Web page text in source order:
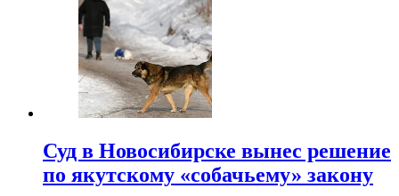
Суд в Новосибирске вынес решение
по якутскому «собачьему» закону